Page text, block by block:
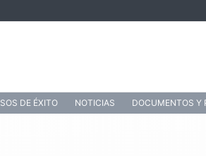
DE ÉXITO NOTICIAS DOCUMENTOS Y